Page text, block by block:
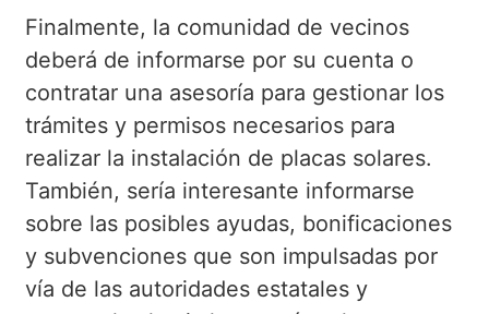
Finalmente, la comunidad de vecinos
deberá de informarse por su cuenta o
contratar una asesoría para gestionar los
trámites y permisos necesarios para
realizar la instalación de placas solares.
También, sería interesante informarse
sobre las posibles ayudas, bonificaciones
y subvenciones que son impulsadas por
vía de las autoridades estatales y